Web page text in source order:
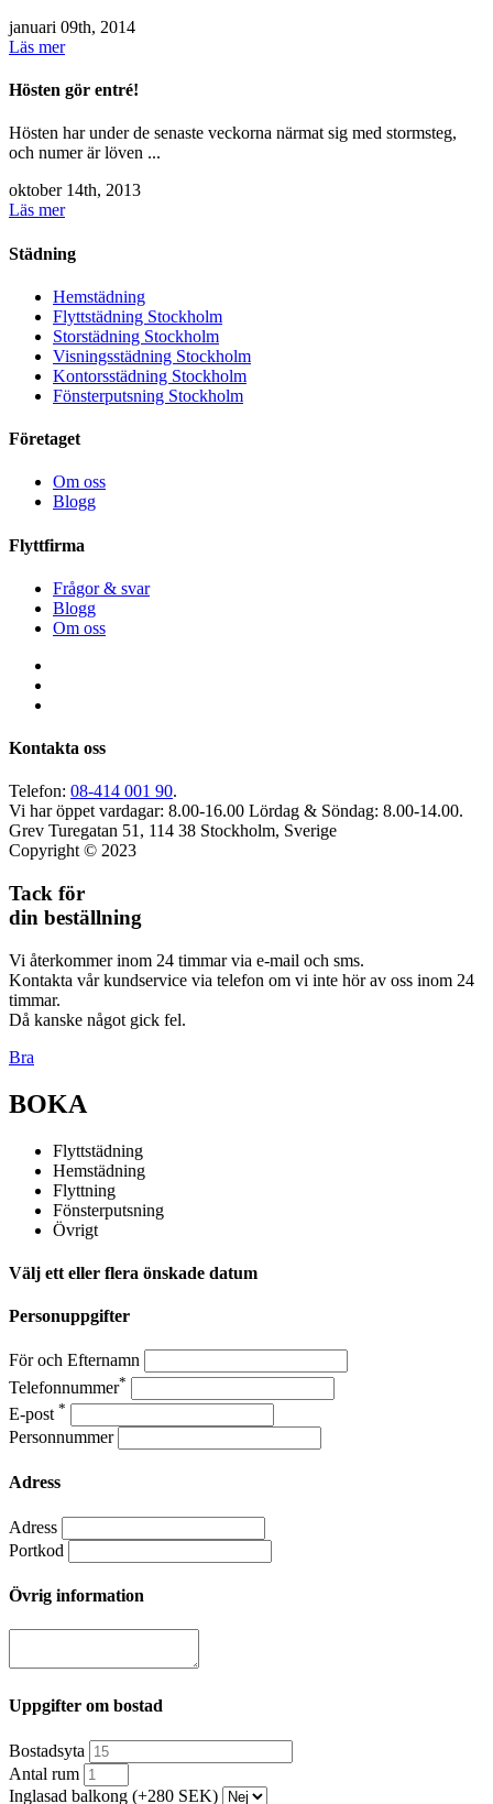
januari 09th, 2014
Läs mer
Hösten gör entré!
Hösten har under de senaste veckorna närmat sig med stormsteg,
och numer är löven ...
oktober 14th, 2013
Läs mer
Städning
Hemstädning
Flyttstädning Stockholm
Storstädning Stockholm
Visningsstädning Stockholm
Kontorsstädning Stockholm
Fönsterputsning Stockholm
Företaget
Om oss
Blogg
Flyttfirma
Frågor & svar
Blogg
Om oss
Kontakta oss
Telefon: 08-414 001 90.
Vi har öppet vardagar: 8.00-16.00 Lördag & Söndag: 8.00-14.00.
Grev Turegatan 51, 114 38 Stockholm, Sverige
Copyright © 2023
Tack för
din beställning
Vi återkommer inom 24 timmar via e-mail och sms.
Kontakta vår kundservice via telefon om vi inte hör av oss inom 24
timmar.
Då kanske något gick fel.
Bra
BOKA
Flyttstädning
Hemstädning
Flyttning
Fönsterputsning
Övrigt
Välj ett eller flera önskade datum
Personuppgifter
För och Efternamn
Telefonnummer*
E-post *
Personnummer
Adress
Adress
Portkod
Övrig information
Uppgifter om bostad
Bostadsyta
Antal rum
Inglasad balkong (+280 SEK)